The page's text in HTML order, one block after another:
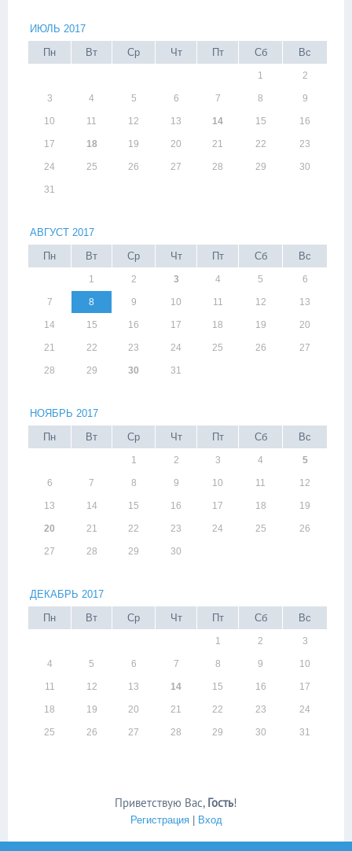
ИЮЛЬ 2017
Пн
Вт Ср Чт Пт Сб Вс
1 2
3 4 5 6 7 8 9
10 11 12 13 14 15 16
17 18 19 20 21 22 23
24 25 26 27 28 29 30
31
АВГУСТ 2017
Пн
Вт Ср Чт Пт Сб Вс
1 2 3 4 5 6
7 8 9 10 11 12 13
14 15 16 17 18 19 20
21 22 23 24 25 26 27
28 29 30 31
НОЯБРЬ 2017
Пн
Вт Ср Чт Пт Сб Вс
1 2 3 4 5
6 7 8 9 10 11 12
13 14 15 16 17 18 19
20 21 22 23 24 25 26
27 28 29 30
ДЕКАБРЬ 2017
Пн
Вт Ср Чт Пт Сб Вс
1 2 3
4 5 6 7 8 9 10
11 12 13 14 15 16 17
18 19 20 21 22 23 24
25 26 27 28 29 30 31
Приветствую Вас, Гость!
Регистрация| Вход